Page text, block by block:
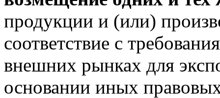
продукции и (или)
соответствие с
внешних рынках для
основании иных